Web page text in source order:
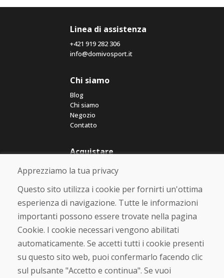
Linea di assistenza
+421 919 282 306
info@domivosport.it
Chi siamo
Blog
Chi siamo
Negozio
Contatto
Acquistare
Negozio online
Termini e condizioni commerciali
Spedizione e pagamento
Reso e cambio merce
Protezione dei dati personali
Cookies
Verificato dai clienti
★★★★★
Apprezziamo la tua privacy
Questo sito utilizza i cookie per fornirti un'ottima
esperienza di navigazione. Tutte le informazioni
importanti possono essere trovate nella pagina
Cookie. I cookie necessari vengono abilitati
automaticamente. Se accetti tutti i cookie presenti
su questo sito web, puoi confermarlo facendo clic
sul pulsante "Accetto e continua". Se vuoi